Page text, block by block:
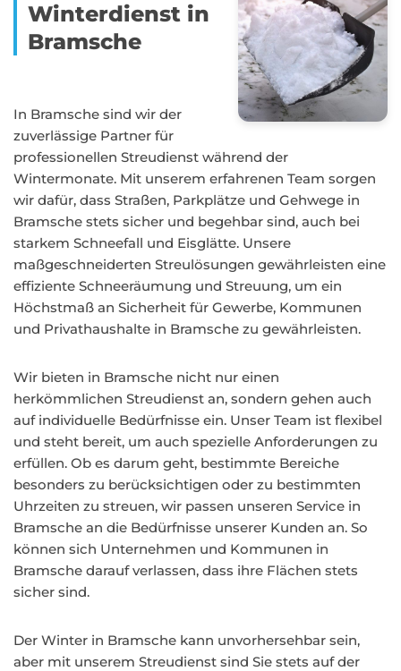
Winterdienst in
Bramsche
In Bramsche sind wir der
zuverlässige Partner für
professionellen Streudienst während der
Wintermonate. Mit unserem erfahrenen Team sorgen
wir dafür, dass Straßen, Parkplätze und Gehwege in
Bramsche stets sicher und begehbar sind, auch bei
starkem Schneefall und Eisglätte. Unsere
maßgeschneiderten Streulösungen gewährleisten eine
effiziente Schneeräumung und Streuung, um ein
Höchstmaß an Sicherheit für Gewerbe, Kommunen
und Privathaushalte in Bramsche zu gewährleisten.
Wir bieten in Bramsche nicht nur einen
herkömmlichen Streudienst an, sondern gehen auch
auf individuelle Bedürfnisse ein. Unser Team ist flexibel
und steht bereit, um auch spezielle Anforderungen zu
erfüllen. Ob es darum geht, bestimmte Bereiche
besonders zu berücksichtigen oder zu bestimmten
Uhrzeiten zu streuen, wir passen unseren Service in
Bramsche an die Bedürfnisse unserer Kunden an. So
können sich Unternehmen und Kommunen in
Bramsche darauf verlassen, dass ihre Flächen stets
sicher sind.
Der Winter in Bramsche kann unvorhersehbar sein,
aber mit unserem Streudienst sind Sie stets auf der